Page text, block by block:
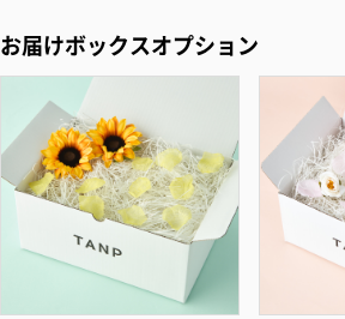
お届けボックスオプション